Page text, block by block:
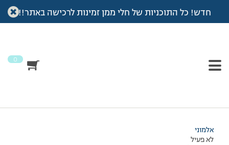
חדש! כל התוכניות של חלי ממן זמינות לרכישה באתר!!
0
עמוד הבית >דיונים>פורום >חטיף אנרגיה לספורט-אורנה
מוצגות 2 תגובות – 1 עד 2 (מתוך 2 סה״כ)
אלמוני
לא פעיל